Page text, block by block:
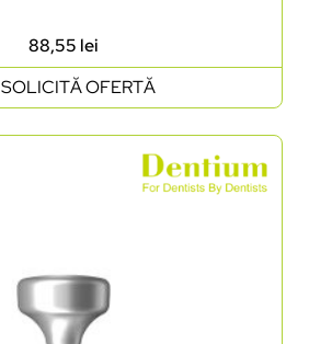
88,55 lei
SOLICITĂ OFERTĂ